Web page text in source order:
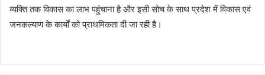
व्यक्ति तक विकास का लाभ पहुंचाना है और इसी सोच के साथ प्रदेश में विकास एवं
जनकल्याण के कार्यों को प्राथमिकता दी जा रही है।